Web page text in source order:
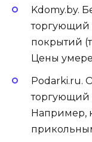
Kdomy.by.
покрытий
Цены
Podarki.ru.
торгующий
Например,